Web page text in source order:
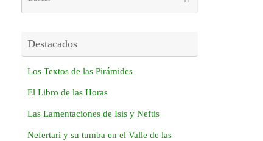
Destacados
Los Textos de las Pirámides
El Libro de las Horas
Las Lamentaciones de Isis y Neftis
Nefertari y su tumba en el Valle de las